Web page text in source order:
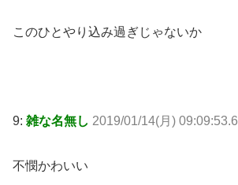
このひとやり込み過ぎじゃないか
9: 雑な名無し 2019/01/14(月)
不憫かわいい